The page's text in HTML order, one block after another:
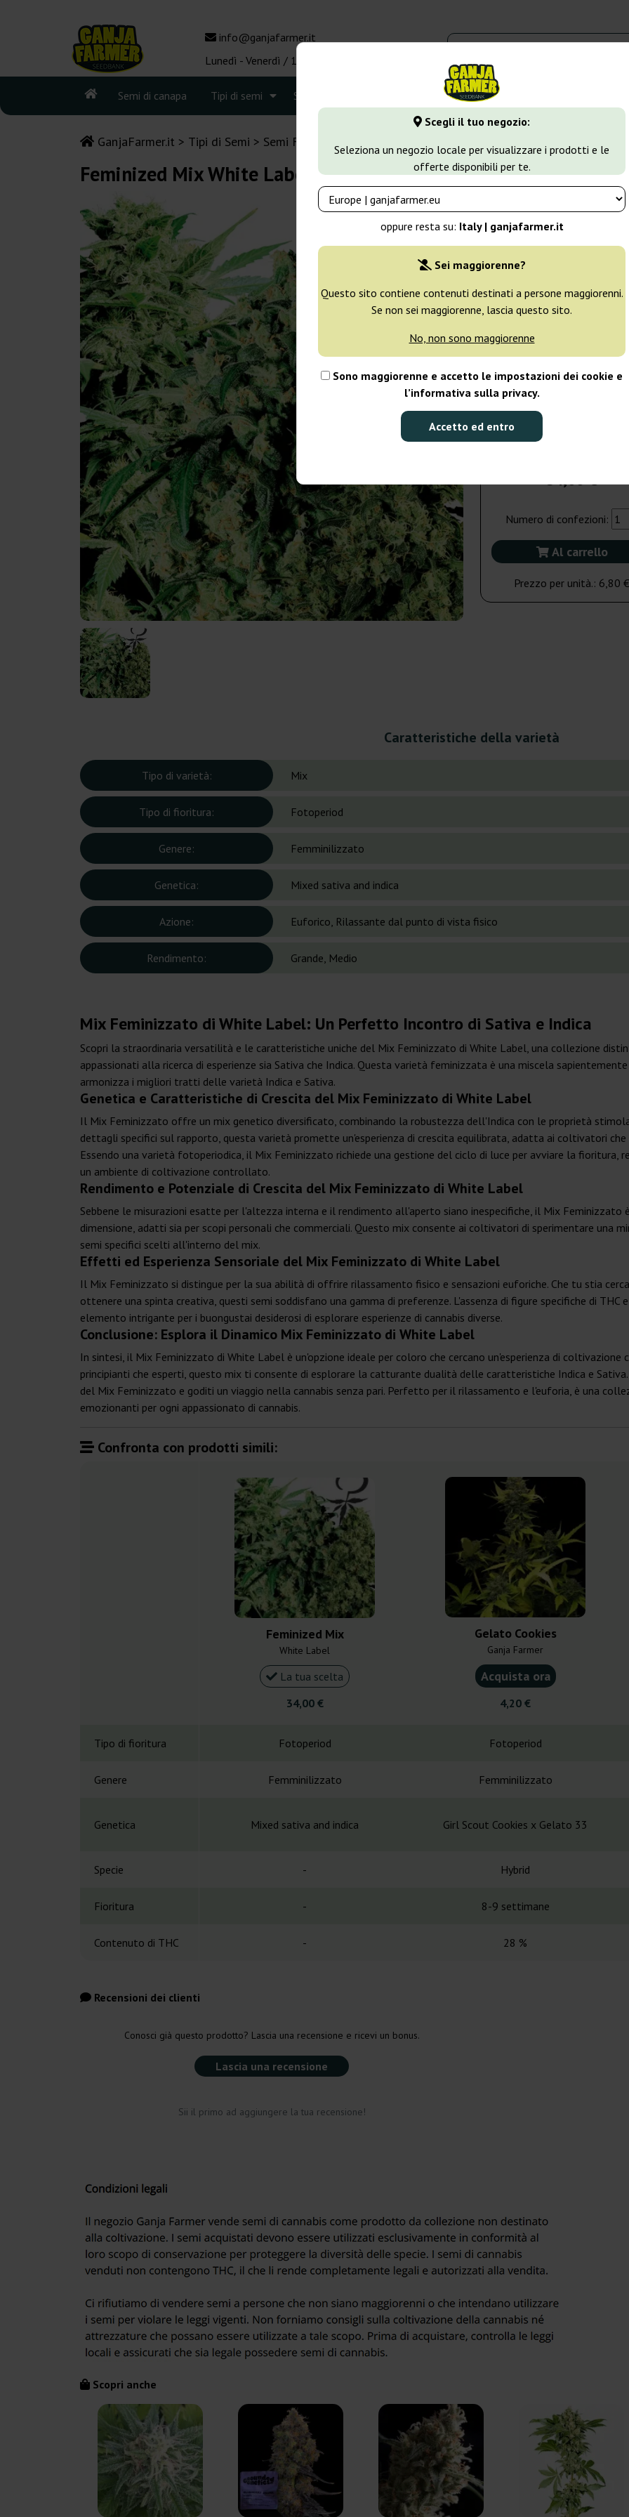
Scegli il tuo negozio:
Seleziona un negozio locale per visualizzare i prodotti e le
offerte disponibili per te.
oppure resta su: Italy | ganjafarmer.it
Sei maggiorenne?
Questo sito contiene contenuti destinati a persone maggiorenni.
Se non sei maggiorenne, lascia questo sito.
No, non sono maggiorenne
Sono maggiorenne e accetto le impostazioni dei cookie e
l’informativa sulla privacy.
Accetto ed entro
info@ganjafarmer.it
Lunedì - Venerdì / 10:00 - 16:00
Semi di canapa Tipi di semi Seedbank Tipi di marijuana Altro
GanjaFarmer.it Tipi di Semi Semi Femminizzati di Cannabis
Feminized Mix White Label
White Label
5 semi
Spedito in 3-7
10 semi
Spedito in 3-7
giorni
34,00 €
Numero di confezioni:
Al carrello
Prezzo per unità.: 6,80 €
Caratteristiche della varietà
Tipo di varietà: Mix
Tipo di fioritura: Fotoperiod
Genere: Femminilizzato
Genetica: Mixed sativa and indica
Azione: Euforico, Rilassante dal punto di vista fisico
Rendimento: Grande, Medio
Mix Feminizzato di White Label: Un Perfetto Incontro di Sativa e Indica
Scopri la straordinaria versatilità e le caratteristiche uniche del Mix Feminizzato di White Label, una collezione
appassionati alla ricerca di esperienze sia Sativa che Indica. Questa varietà feminizzata è una miscela
armonizza i migliori tratti delle varietà Indica e Sativa.
Genetica e Caratteristiche di Crescita del Mix Feminizzato di White Label
Il Mix Feminizzato offre un mix genetico diversificato, combinando la robustezza dell'Indica con le proprietà
dettagli specifici sul rapporto, questa varietà promette un'esperienza di crescita equilibrata, adatta ai coltivatori
Essendo una varietà fotoperiodica, il Mix Feminizzato richiede una gestione del ciclo di luce per avviare la fioritura,
un ambiente di coltivazione controllato.
Rendimento e Potenziale di Crescita del Mix Feminizzato di White Label
Sebbene le misurazioni esatte per l'altezza interna e il rendimento all'aperto siano inespecifiche, il Mix Feminizzato
dimensione, adatti sia per scopi personali che commerciali. Questo mix consente ai coltivatori di sperimentare una
semi specifici scelti all'interno del mix.
Effetti ed Esperienza Sensoriale del Mix Feminizzato di White Label
Il Mix Feminizzato si distingue per la sua abilità di offrire rilassamento fisico e sensazioni euforiche. Che tu stia
ottenere una spinta creativa, questi semi soddisfano una gamma di preferenze. L'assenza di figure specifiche di THC
elemento intrigante per i buongustai desiderosi di esplorare esperienze di cannabis diverse.
Conclusione: Esplora il Dinamico Mix Feminizzato di White Label
In sintesi, il Mix Feminizzato di White Label è un'opzione ideale per coloro che cercano un'esperienza di
principianti che esperti, questo mix ti consente di esplorare la catturante dualità delle caratteristiche Indica e
del Mix Feminizzato e goditi un viaggio nella cannabis senza pari. Perfetto per il rilassamento e l'euforia, è una
emozionanti per ogni appassionato di cannabis.
Confronta con prodotti simili:
Feminized Mix
White Label
La tua scelta
34,00 €
Gelato Cookies
Ganja Farmer
Acquista ora
4,20 €
Tipo di fioritura Fotoperiod Fotoperiod
Genere Femminilizzato Femminilizzato
Genetica Mixed sativa and indica Girl Scout Cookies x Gelato 33
Specie - Hybrid
Fioritura - 8-9 settimane
Contenuto di THC - 28 %
Recensioni dei clienti
Conosci già questo prodotto? Lascia una recensione e ricevi un bonus.
Lascia una recensione
Sii il primo ad aggiungere la tua recensione!
Scopri anche